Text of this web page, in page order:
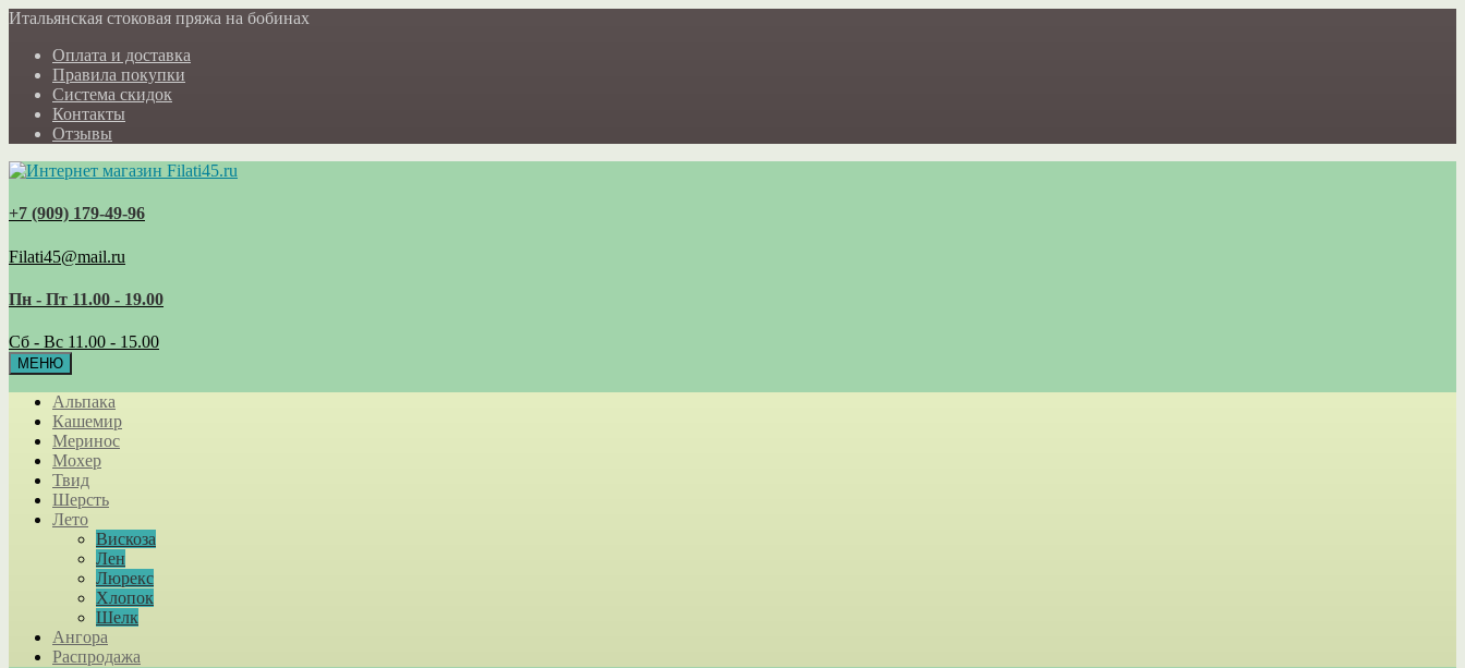
Итальянская стоковая пряжа на бобинах
Оплата и доставка
Правила покупки
Система скидок
Контакты
Отзывы
+7 (909) 179‑49-96
Filati45@mail.ru
Пн - Пт 11.00 - 19.00
Сб - Вс 11.00 - 15.00
МЕНЮ
Альпака
Кашемир
Меринос
Мохер
Твид
Шерсть
Лето
Вискоза
Лен
Люрекс
Хлопок
Шелк
Ангора
Распродажа